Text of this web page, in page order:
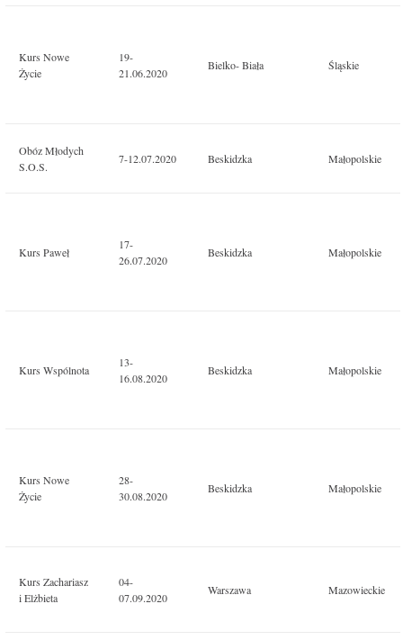
Kurs Nowe
Życie
19-
21.06.2020
Bielko- Biała Śląskie
Obóz Młodych
S.O.S.
7-12.07.2020 Beskidzka Małopolskie
Kurs Paweł
17-
26.07.2020
Beskidzka Małopolskie
Kurs Wspólnota
13-
16.08.2020
Beskidzka Małopolskie
Kurs Nowe
Życie
28-
30.08.2020
Beskidzka Małopolskie
Kurs Zachariasz
i Elżbieta
04-
07.09.2020
Warszawa Mazowieckie